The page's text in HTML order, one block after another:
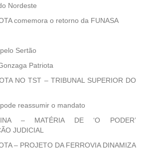
Nordeste
comemora o retorno da FUNASA
Sertão
Patriota
NO TST – TRIBUNAL SUPERIOR DO
reassumir o mandato
– MATÉRIA DE ‘O PODER’
JUDICIAL
– PROJETO DA FERROVIA DINAMIZA